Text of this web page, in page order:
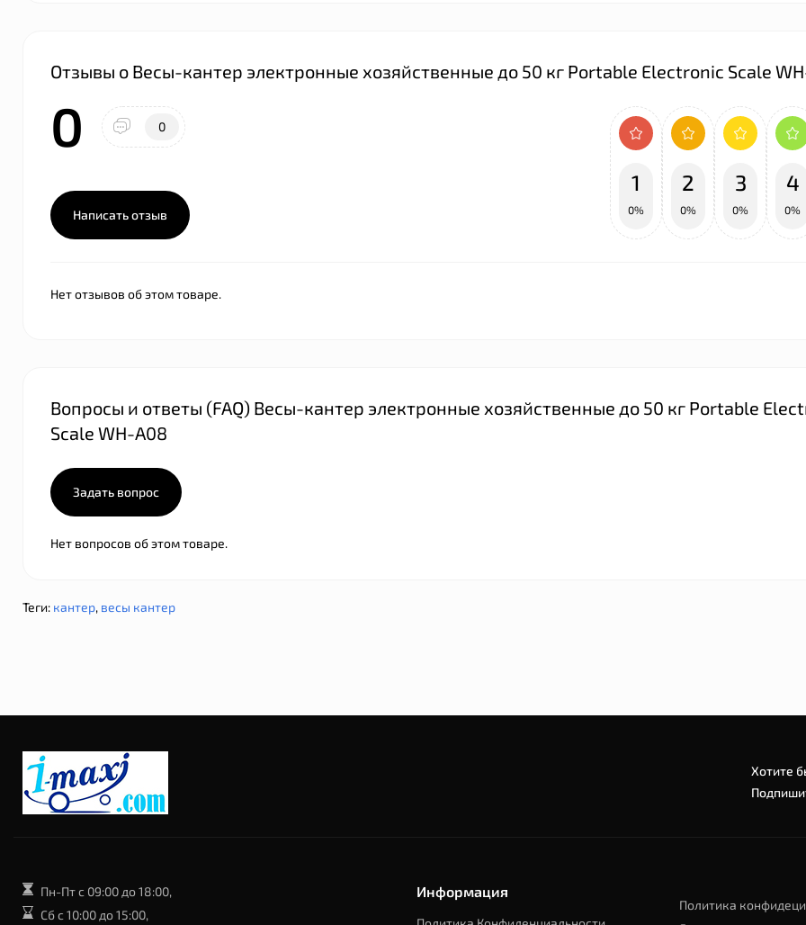
Отзывы о Весы-кантер электронные хозяйственные до 50 кг Portable Electronic Scale
0 0
Написать отзыв
1
0%
2
0%
3
0%
4
0%
Нет отзывов об этом товаре.
Вопросы и ответы (FAQ) Весы-кантер электронные хозяйственные до 50 кг Portable
Scale WH-A08
Задать вопрос
Нет вопросов об этом товаре.
Теги: кантер, весы кантер
Хотите
Пн-Пт с 09:00 до 18:00,
Сб с 10:00 до 15:00,
Информация
Политика